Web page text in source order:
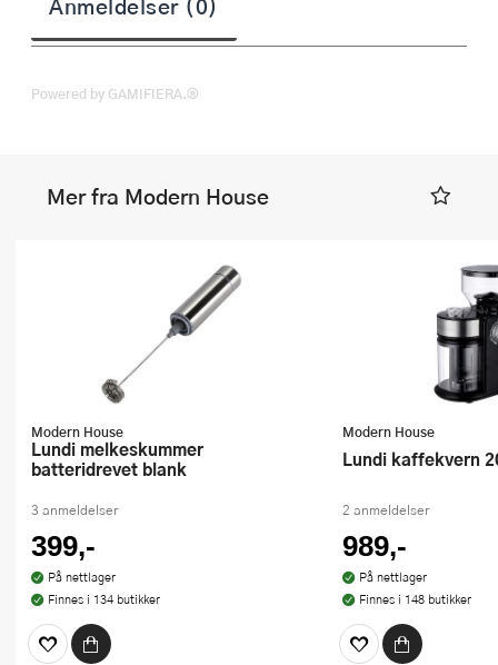
Powered by GAMIFIERA.®
Mer fra Modern House
Modern House
Lundi melkeskummer
batteridrevet blank
3 anmeldelser
399,-
På nettlager
Finnes i 134 butikker
Modern House
Lundi kaffekvern
2 anmeldelser
989,-
På nettlager
Finnes i 148 butikker